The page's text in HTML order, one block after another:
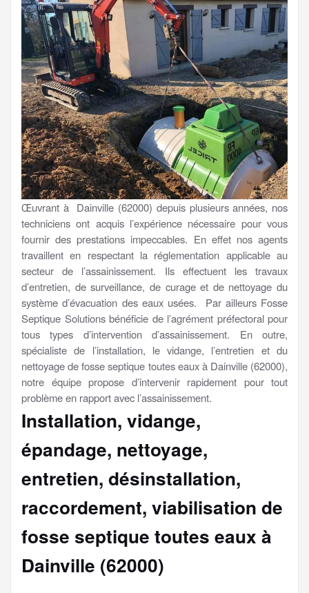
Œuvrant à Dainville (62000) depuis plusieurs années, nos
techniciens ont acquis l’expérience nécessaire pour vous
fournir des prestations impeccables. En effet nos agents
travaillent en respectant la réglementation applicable au
secteur de l’assainissement. Ils effectuent les travaux
d’entretien, de surveillance, de curage et de nettoyage du
système d’évacuation des eaux usées. Par ailleurs Fosse
Septique Solutions bénéficie de l’agrément préfectoral pour
tous types d’intervention d’assainissement. En outre,
spécialiste de l’installation, le vidange, l’entretien et du
nettoyage de fosse septique toutes eaux à Dainville (62000),
notre équipe propose d’intervenir rapidement pour tout
problème en rapport avec l’assainissement.
Installation, vidange,
épandage, nettoyage,
entretien, désinstallation,
raccordement, viabilisation de
fosse septique toutes eaux à
Dainville (62000)